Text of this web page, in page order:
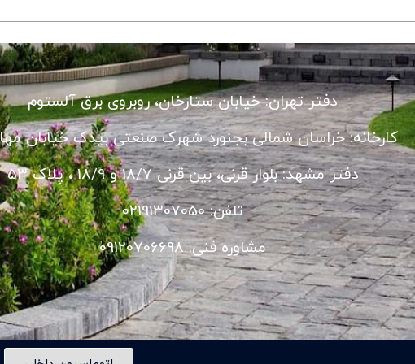
دفتر تهران: خیابان ستارخان، روبروی برق آلستوم
کارخانه: خراسان شمالی بجنورد شهرک صنعتی بیدک خیابان
دفتر مشهد: بلوار قرنی، بین قرنی 18/7 و 18/9 ، پلاک 53
تلفن: 02191307050
مشاوره فنی: 09120706698